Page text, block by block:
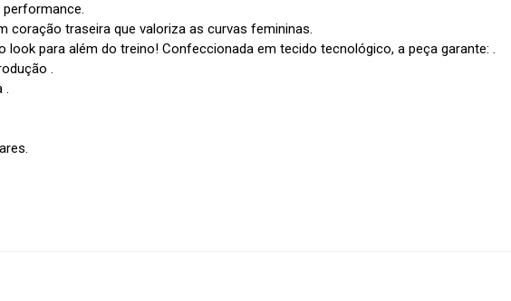
coração traseira que valoriza as curvas femininas.
para além do treino! Confeccionada em tecido tecnológico, a peça garante: .
.
.